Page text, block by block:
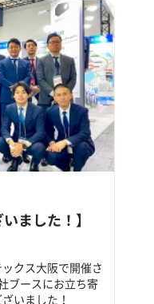
ました！】
クス大阪で開催さ
ブースにお立ち寄
いました！